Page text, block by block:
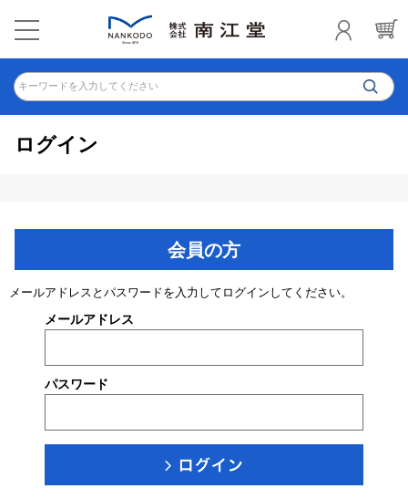
キーワードを入力してください
ログイン
会員の方
メールアドレスとパスワードを入力してログインしてください。
メールアドレス
パスワード